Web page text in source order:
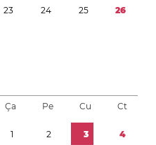
23 24 25 26
Ça Pe Cu Ct
1 2 3 4